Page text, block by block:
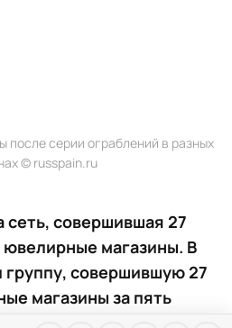
после серии ограблений в разных
© russpain.ru
сеть, совершившая 27
ювелирные магазины. В
совершившую 27
магазины за пять